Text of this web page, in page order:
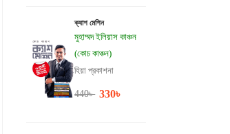
ক্যাশ মেশিন
মুহাম্মদ ইলিয়াস কাঞ্চন
(কোচ কাঞ্চন)
হিয়া প্রকাশনা
440৳ 330৳